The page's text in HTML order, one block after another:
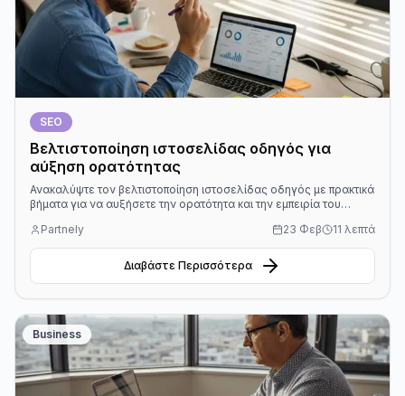
SEO
Βελτιστοποίηση ιστοσελίδας οδηγός για
αύξηση ορατότητας
Ανακαλύψτε τον βελτιστοποίηση ιστοσελίδας οδηγός με πρακτικά
βήματα για να αυξήσετε την ορατότητα και την εμπειρία του
Partnely
23 Φεβ 11 λεπτά
Διαβάστε Περισσότερα
Business